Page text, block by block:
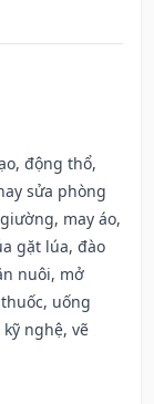
động thổ,
sửa phòng
may áo,
gặt lúa, đào
nuôi, mở
uống
nghệ, vẽ